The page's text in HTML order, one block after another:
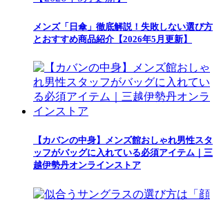
メンズ「日傘」徹底解説！失敗しない選び方
とおすすめ商品紹介【2026年5月更新】
【カバンの中身】メンズ館おしゃれ男性スタ
ッフがバッグに入れている必須アイテム｜三
越伊勢丹オンラインストア